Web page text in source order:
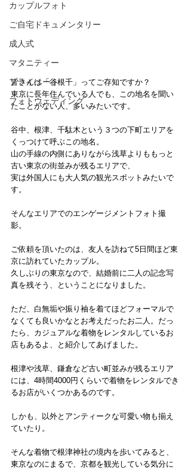
カップルフォト
ご自宅ドキュメンタリー
成人式
マタニティー
プライベート
フォトウェディング
皆さんは「谷根千」ってご存知ですか？
東京に長年住んでいる人でも、この地名を聞い
たことがない人、多いみたいです。
谷中、根津、千駄木という３つの下町エリアを
くっつけて呼ぶこの地名。
山の手線の内側にありながら浅草よりももっと
古い東京の街並みが残るエリアで、
実は外国人にも大人気の観光スポットみたいで
す。
そんなエリアでのエンゲージメントフォト撮
影。
ご依頼を頂いたのは、友人を訪ねて5日間ほど東
京に訪れていたカップル。
久しぶりの東京なので、結婚前に二人の記念写
真を残そう、ということになりました。
ただ、白無垢や振り袖を着てほどフォーマルで
なくても良いかなとお考えだったお二人。だっ
たら、カジュアルな着物をレンタルしているお
店もあるよ、と紹介してあげました。
根津や浅草、鎌倉など古い町並みが残るエリア
には、4時間4000円くらいで着物をレンタルでき
るお店がいくつかあるのです。
しかも、以外とアンティークな可愛い物も揃え
ていたり。
そんな着物で根津神社の境内を歩いてみると、
東京なのにまるで、京都を観光している気分に